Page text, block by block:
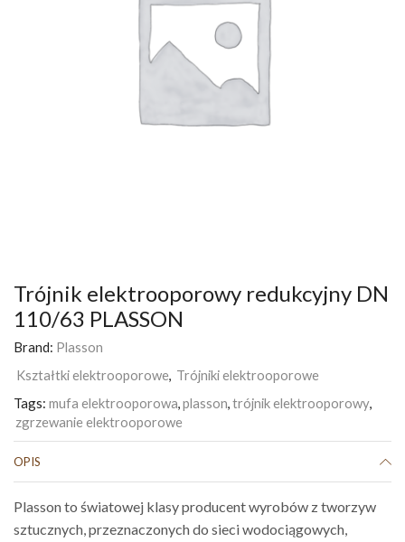
Trójnik elektrooporowy redukcyjny DN
110/63 PLASSON
Brand: Plasson
Kształtki elektrooporowe, Trójniki elektrooporowe
Tags: mufa elektrooporowa,plasson,trójnik elektrooporowy,
zgrzewanie elektrooporowe
OPIS
Plasson to światowej klasy producent wyrobów z tworzyw
sztucznych, przeznaczonych do sieci wodociągowych,